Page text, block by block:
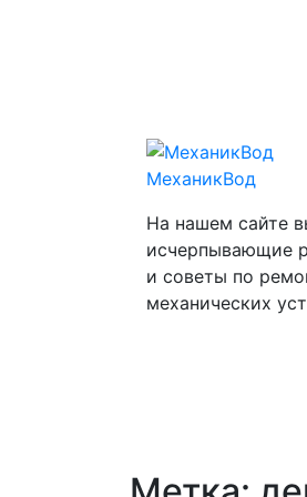
МеханикВод
На нашем сайте
исчерпывающие
и советы по
механических